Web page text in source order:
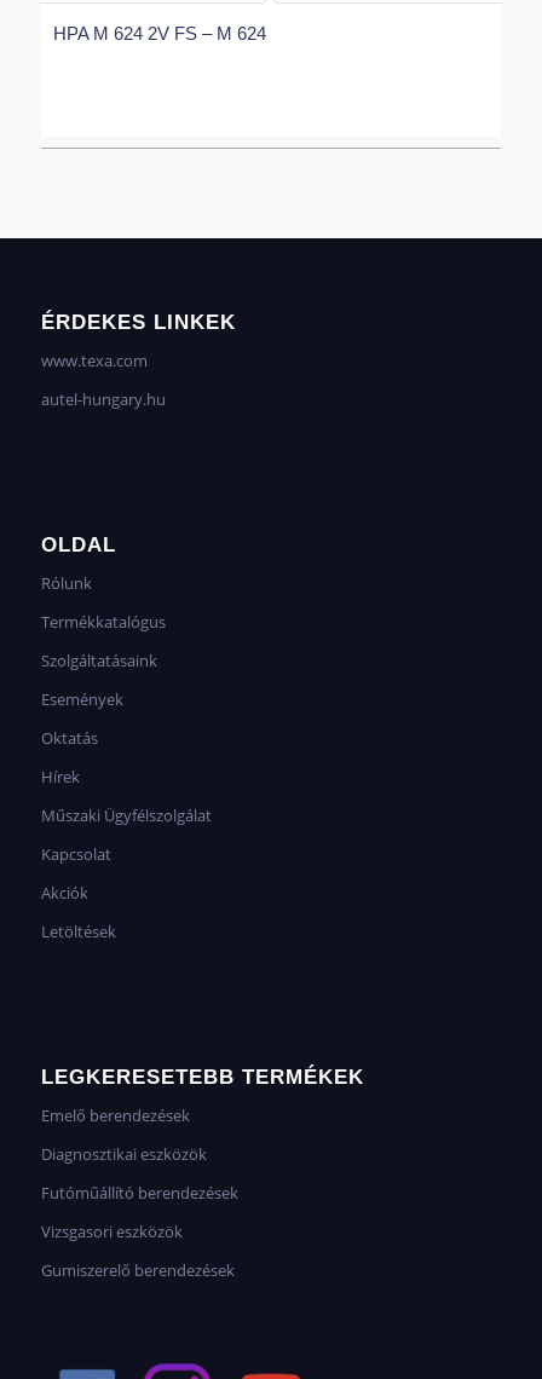
HPA M 624 2V FS – M 624
ÉRDEKES LINKEK
www.texa.com
autel-hungary.hu
OLDAL
Rólunk
Termékkatalógus
Szolgáltatásaink
Események
Oktatás
Hírek
Műszaki Ügyfélszolgálat
Kapcsolat
Akciók
Letöltések
LEGKERESETEBB TERMÉKEK
Emelő berendezések
Diagnosztikai eszközök
Futóműállító berendezések
Vizsgasori eszközök
Gumiszerelő berendezések